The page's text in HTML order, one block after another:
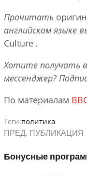
Прочитать
английском языке
Culture .
Хотите получать
мессенджер?
По материалам
Теги:политика
ПРЕД. ПУБЛИКАЦИЯ
Бонусные